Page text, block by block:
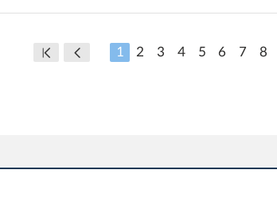
1 2 3 4 5 6 7 8